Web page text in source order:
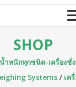
SHOP
ำหนักทุกชนิด-เครื่องชั่
Systems / เค